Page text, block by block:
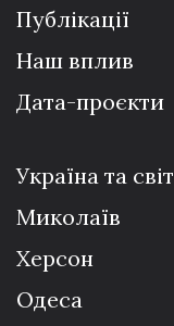
Публікації
Наш вплив
Дата-проєкти
Україна та світ
Миколаїв
Херсон
Одеса